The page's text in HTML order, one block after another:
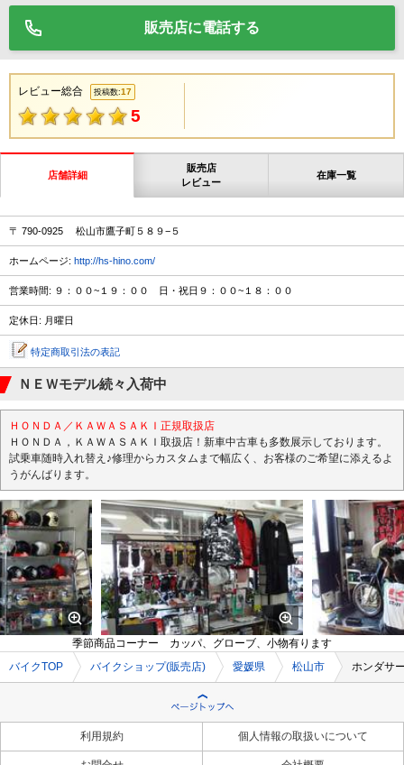
販売店に電話する
レビュー総合 投稿数:17
5
店舗詳細
販売店
レビュー
在庫一覧
〒 790-0925 松山市鷹子町５８９−５
ホームページ: http://hs-hino.com/
営業時間: ９：００~１９：００ 日・祝日９：００~１８：００
定休日: 月曜日
特定商取引法の表記
ＮＥＷモデル続々入荷中
ＨＯＮＤＡ／ＫＡＷＡＳＡＫＩ正規取扱店
ＨＯＮＤＡ，ＫＡＷＡＳＡＫＩ取扱店！新車中古車も多数展示しております。
試乗車随時入れ替え♪修理からカスタムまで幅広く、お客様のご希望に添えるよ
うがんばります。
季節商品コーナー カッパ、グローブ、小物有ります
バイクTOP
バイクショップ(販売店) 愛媛県 松山市 ホンダサ
利用規約 個人情報の取扱いについて